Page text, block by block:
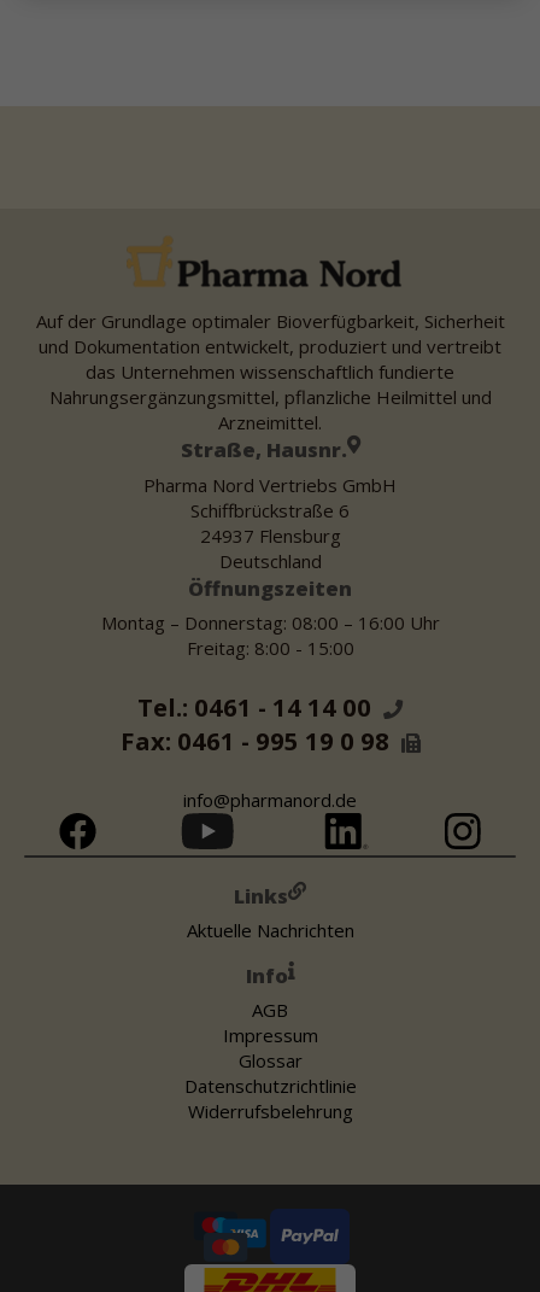
Auf der Grundlage optimaler Bioverfügbarkeit, Sicherheit
und Dokumentation entwickelt, produziert und vertreibt
das Unternehmen wissenschaftlich fundierte
Nahrungsergänzungsmittel, pflanzliche Heilmittel und
Arzneimittel.
Straße, Hausnr.
Pharma Nord Vertriebs GmbH
Schiffbrückstraße 6
24937 Flensburg
Deutschland
Öffnungszeiten
Montag – Donnerstag: 08:00 – 16:00 Uhr
Freitag: 8:00 - 15:00
Tel.: 0461 - 14 14 00
Fax: 0461 - 995 19 0 98
info@pharmanord.de
Links
Aktuelle Nachrichten
Info
AGB
Impressum
Glossar
Datenschutzrichtlinie
Widerrufsbelehrung